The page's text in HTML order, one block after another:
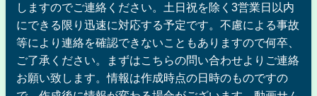
しますのでご連絡ください。土日祝を除く3営業日以内
にできる限り迅速に対応する予定です。不慮による事故
等により連絡を確認できないこともありますので何卒、
ご了承ください。まずはこちらの問い合わせよりご連絡
お願い致します。情報は作成時点の日時のものですの